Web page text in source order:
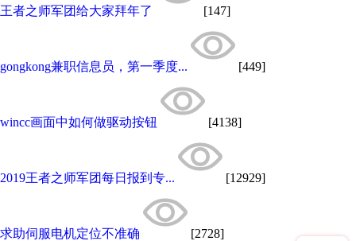
王者之师军团给大家拜年了 [147]
gongkong兼职信息员，第一季度... [449]
wincc画面中如何做驱动按钮 [4138]
2019王者之师军团每日报到专... [12929]
求助伺服电机定位不准确 [2728]